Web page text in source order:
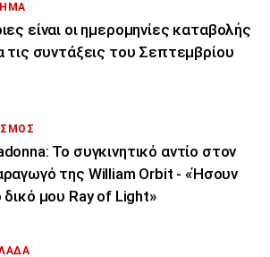
είναι οι ημερομηνίες καταβολής
τις συντάξεις του Σεπτεμβρίου
Το συγκινητικό αντίο στον
της William Orbit - «Ήσουν
δικό μου Ray of Light»